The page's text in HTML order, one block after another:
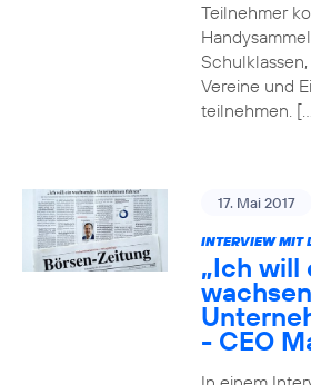
Teilnehmer
Vereine und
teilnehmen.
17. Mai 2017
INTERVIEW MIT
„Ich will
- CEO